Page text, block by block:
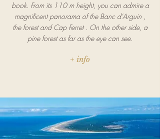
book. From its 110 m height, you can admire a
magnificent panorama of the Banc d'Arguin ,
the forest andCap Ferret. On the other side, a
pine forest as far as the eye can see.
+ info